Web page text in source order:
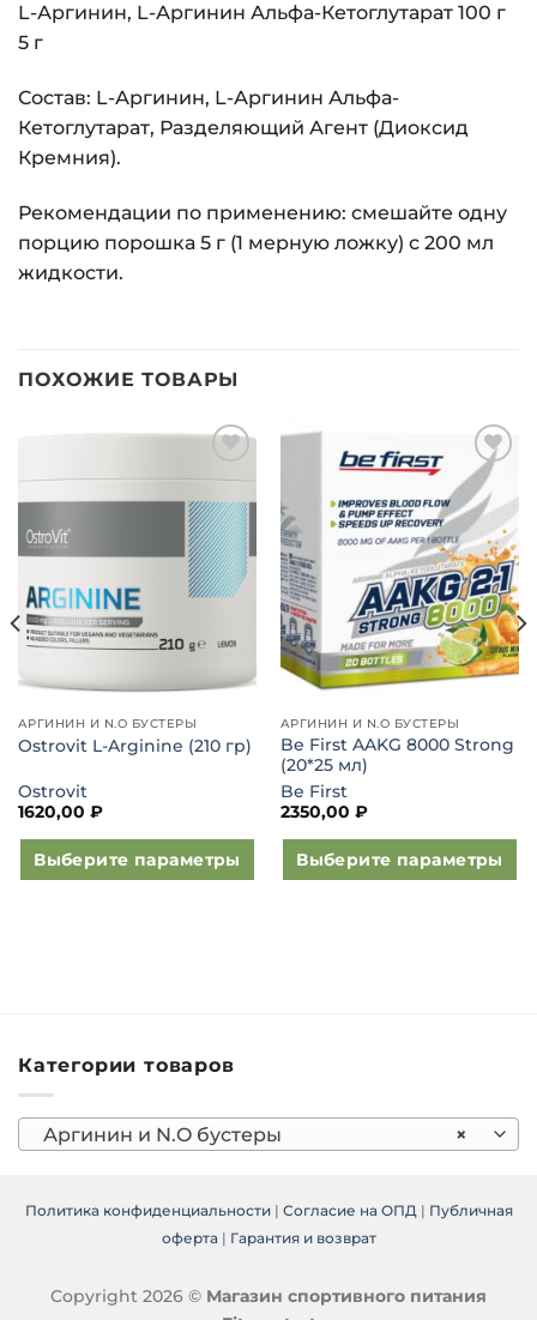
L-Аргинин, L-Аргинин Альфа-Кетоглутарат 100 г
5 г
Состав: L-Аргинин, L-Аргинин Альфа-
Кетоглутарат, Разделяющий Агент (Диоксид
Кремния).
Рекомендации по применению: смешайте одну
порцию порошка 5 г (1 мерную ложку) с 200 мл
жидкости.
ПОХОЖИЕ ТОВАРЫ
Добавить
желаний
АРГИНИН И N.O БУСТЕРЫ
Ostrovit L-Arginine (210 гр)
Ostrovit
1620,00 ₽
Выберите параметры
выбрать
на
странице
товара.
Добавить
в список
желаний
АРГИНИН И N.O БУСТЕРЫ
Be First AAKG 8000 Strong
(20*25 мл)
Be First
2350,00 ₽
Выберите параметры
странице
товара.
Категории товаров
×
Аргинин и N.O бустеры
Политика конфиденциальности| Согласие на ОПД | Публичная
оферта | Гарантия и возврат
Copyright 2026 © Магазин спортивного питания